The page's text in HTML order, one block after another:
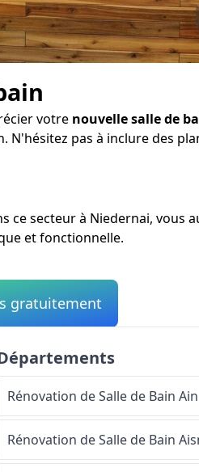
votre nouvelle salle de
pas à inclure des
ce secteur à Niedernai,
et fonctionnelle.
gratuitement
Rénovation de Salle de Bain Ain
Rénovation de Salle de Bain